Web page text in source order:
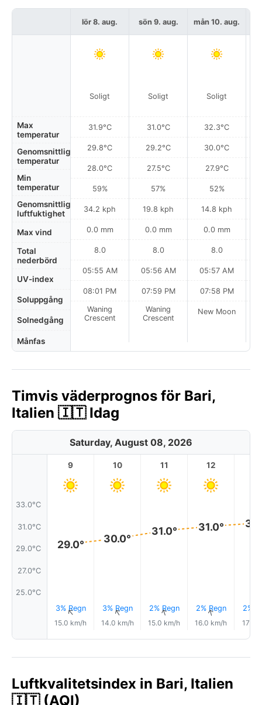
Max
temperatur
Genomsnittlig
temperatur
Min
temperatur
Genomsnittlig
luftfuktighet
Max vind
Total
nederbörd
UV-index
Soluppgång
Solnedgång
Månfas
lör 8. aug.
Soligt
31.9°C
29.8°C
28.0°C
59%
34.2 kph
0.0 mm
8.0
05:55 AM
08:01 PM
Waning
Crescent
sön 9. aug.
Soligt
31.0°C
29.2°C
27.5°C
57%
19.8 kph
0.0 mm
8.0
05:56 AM
07:59 PM
Waning
Crescent
mån 10. aug.
Soligt
32.3°C
30.0°C
27.9°C
52%
14.8 kph
0.0 mm
8.0
05:57 AM
07:58 PM
New Moon
Timvis väderprognos för Bari,
Italien 🇮🇹 Idag
Saturday, August 08, 2026
33.0°C
31.0°C
29.0°C
27.0°C
25.0°C
9
29.0°
3% Regn
↑
15.0 km/h
10
30.0°
3% Regn
↑
14.0 km/h
11
31.0°
2% Regn
↑
15.0 km/h
12
31.0°
2% Regn
↑
16.0 km/h
2%
17.0
Luftkvalitetsindex in Bari, Italien
🇮🇹 (AQI)